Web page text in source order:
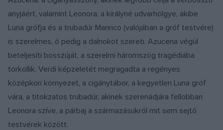
anyjáért, valamint Leonora, a királyné udvarhölgye, akibe
Luna grófja és a trubadúr Manrico (valójában a gróf testvére)
is szerelmes, ő pedig a dalnokot szereti. Azucena végül
beteljesíti bosszúját, a szerelmi háromszög tragédiába
torkollik. Verdi képzeletét megragadta a regényes
középkori környezet, a cigánytábor, a kegyetlen Luna gróf
vára, a titokzatos trubadúr, akinek szerenádjára fellobban
Leonora szíve, a párbaj a származásukról mit sem sejtő
testvérek között.